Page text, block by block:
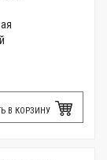
В КОРЗИНУ